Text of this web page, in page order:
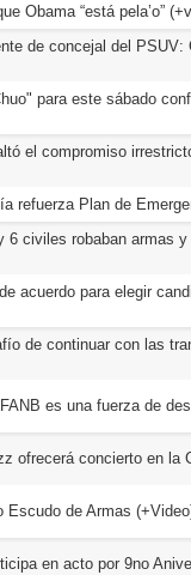
Obama “está pela’o”
de concejal del
para este sábado
el compromiso
refuerza Plan de
6 civiles robaban armas
acuerdo para elegir
de continuar con las
es una fuerza de
ofrecerá concierto en la
Escudo de Armas
en acto por 9no